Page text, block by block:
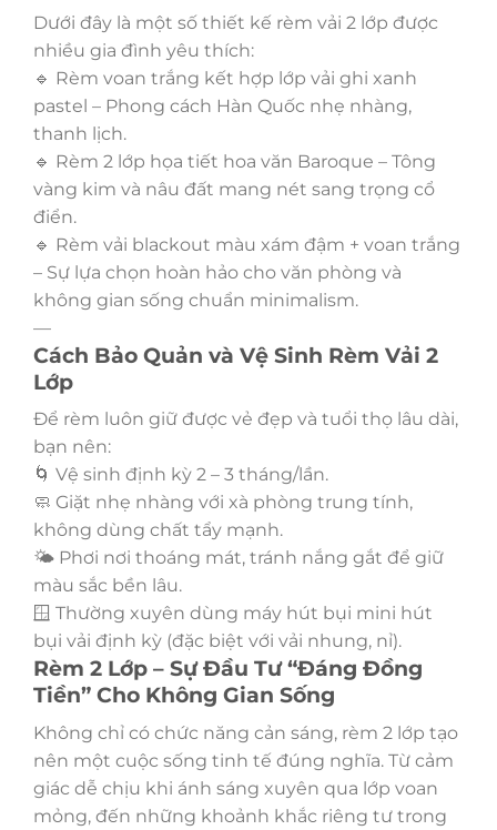
Dưới đây là một số thiết kế rèm vải 2 lớp được
nhiều gia đình yêu thích:
🔹 Rèm voan trắng kết hợp lớp vải ghi xanh
pastel – Phong cách Hàn Quốc nhẹ nhàng,
thanh lịch.
🔹 Rèm 2 lớp họa tiết hoa văn Baroque – Tông
vàng kim và nâu đất mang nét sang trọng cổ
điển.
🔹 Rèm vải blackout màu xám đậm + voan trắng
– Sự lựa chọn hoàn hảo cho văn phòng và
không gian sống chuẩn minimalism.
—
Cách Bảo Quản và Vệ Sinh Rèm Vải 2
Lớp
Để rèm luôn giữ được vẻ đẹp và tuổi thọ lâu dài,
bạn nên:
🌀 Vệ sinh định kỳ 2 – 3 tháng/lần.
🧼 Giặt nhẹ nhàng với xà phòng trung tính,
không dùng chất tẩy mạnh.
🌤 Phơi nơi thoáng mát, tránh nắng gắt để giữ
màu sắc bền lâu.
🪟 Thường xuyên dùng máy hút bụi mini hút
bụi vải định kỳ (đặc biệt với vải nhung, nỉ).
Rèm 2 Lớp – Sự Đầu Tư “Đáng Đồng
Tiền” Cho Không Gian Sống
Không chỉ có chức năng cản sáng, rèm 2 lớp tạo
nên một cuộc sống tinh tế đúng nghĩa. Từ cảm
giác dễ chịu khi ánh sáng xuyên qua lớp voan
mỏng, đến những khoảnh khắc riêng tư trong